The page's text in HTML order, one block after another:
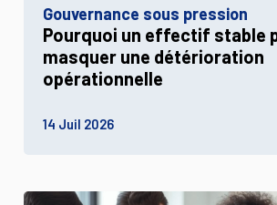
Gouvernance sous pression
Pourquoi un effectif stable
masquer une détérioration
opérationnelle
14 Juil 2026